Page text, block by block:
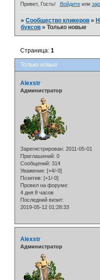
Привет, Гость! Войдитеили
»Сообщество кликеров »
буксов »Только новые
Только новые
Страница:1
Alexstr
Администратор
Зарегистрирован: 2011-05-01
Приглашений: 0
Сообщений: 314
Уважение: [+4/-0]
Позитив: [+1/-0]
Провел на форуме:
4 дня 8 часов
Последний визит:
2019-05-12 01:28:33
Alexstr
Администратор